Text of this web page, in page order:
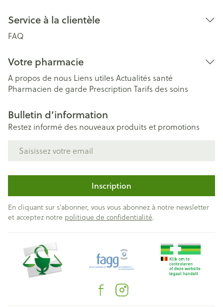
Service à la clientèle
FAQ
Votre pharmacie
A propos de nous Liens utiles Actualités santé
Pharmacien de garde Prescription Tarifs des soins
Bulletin d’information
Restez informé des nouveaux produits et promotions
Inscription
En cliquant sur s'abonner, vous vous abonnez à notre newsletter
et acceptez notre politique de confidentialité.